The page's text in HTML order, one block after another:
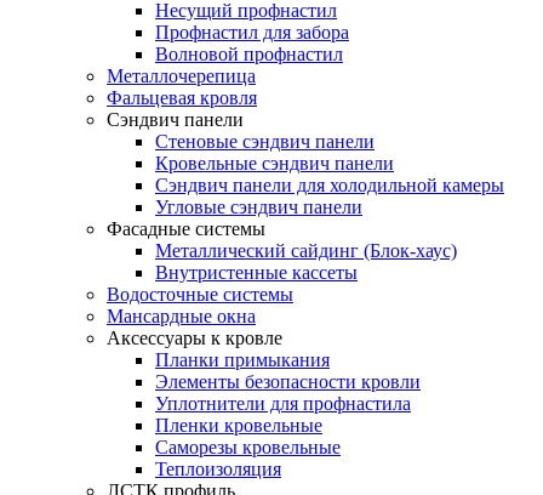
Несущий профнастил
Профнастил для забора
Волновой профнастил
Металлочерепица
Фальцевая кровля
Сэндвич панели
Стеновые сэндвич панели
Кровельные сэндвич панели
Сэндвич панели для холодильной камеры
Угловые сэндвич панели
Фасадные системы
Металлический сайдинг (Блок-хаус)
Внутристенные кассеты
Водосточные системы
Мансардные окна
Аксессуары к кровле
Планки примыкания
Элементы безопасности кровли
Уплотнители для профнастила
Пленки кровельные
Саморезы кровельные
Теплоизоляция
ЛСТК профиль